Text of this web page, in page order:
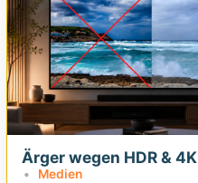
Ärger wegen HDR & 4K
Medien